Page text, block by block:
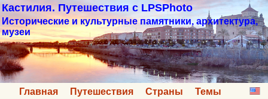
Кастилия. Путешествия с LPSPhoto
Исторические и культурные памятники, архитектура,
музеи
Главная Путешествия Страны Темы